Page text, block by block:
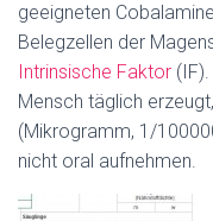
geeigneten
Belegzellen der
Intrinsische Faktor
Mensch täglich
(Mikrogramm, 1/
nicht oral aufnehmen.